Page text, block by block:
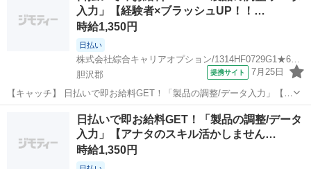
入力」【経験者×ブラッシュUP！！…
時給1,350円
日払い
株式会社綜合キャリアオプション/1314HF0729G1★64-N
胆沢郡
提携サイト 7月25日
【キャッチ】 日払いで即お給料GET！「製品の調整/データ入力」【経
験者×ブラッシュUP！！】モノ足りない方に・残業20H未満♪高！ 【コ
メント】 製造のお仕事をお探しの方必見！ 「経験ないけど大丈夫か
な・・・」 「派遣...
胆沢郡 一般事務
日払いで即お給料GET！「製品の調整/データ
入力」【アナタのスキル活かしません…
時給1,350円